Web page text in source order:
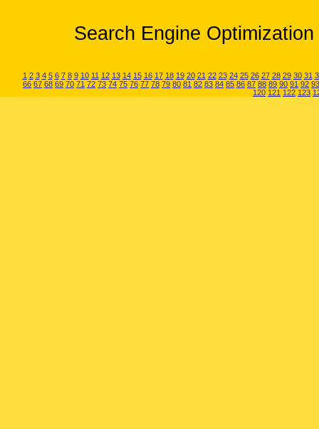
Search Engine
1 2 3 4 5 6 7 8 9 10 11 12 13 14 15 16 17 18 19 20 21 22 23 24 25 26 27 28 29 30 31
66 67 68 69 70 71 72 73 74 75 76 77 78 79 80 81 82 83 84 85 86 87 88 89 90 91 92 93
120 121 122 123